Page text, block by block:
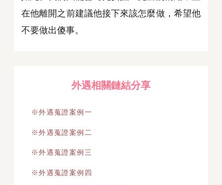
在他離開之前建議他接下來該怎麼做，希望他
不要做出傻事。
外遇相關鏈結分享
※外遇蒐證案例一
※外遇蒐證案例二
※外遇蒐證案例三
※外遇蒐證案例四